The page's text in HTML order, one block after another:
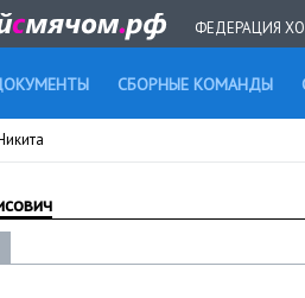
ФЕДЕРАЦИЯ
СБОРНЫЕ КОМАНДЫ